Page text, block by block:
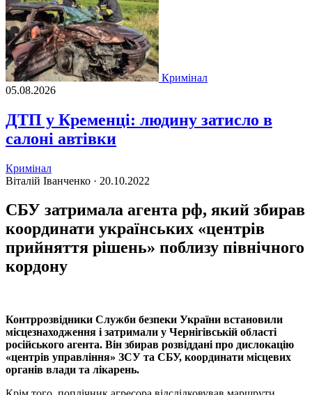
Кримінал
05.08.2026
ДТП у Кременці: людину затисло в
салоні автівки
Кримінал
Віталій Іванченко · 20.10.2022
СБУ затримала агента рф, який збирав
координати українських «центрів
прийняття рішень» поблизу північного
кордону
Контррозвiдники Служби безпеки України встановили
мiсцезнаходження i затримали у Чернiгiвськiй областi
росiйського агента. Вiн збирав розвiдданi про дислокацiю
«центрiв управлiння» ЗСУ та СБУ, координати мiсцевих
органiв влади та лiкарень.